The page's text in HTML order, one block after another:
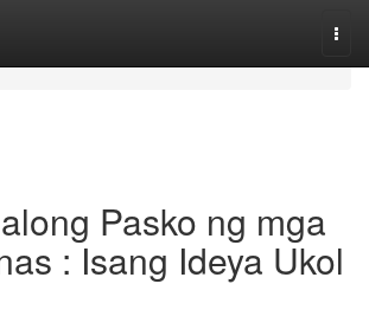
Pasko ng mga
: Isang Ideya Ukol